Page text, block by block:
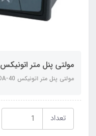
مولتی پنل متر اتونیکس MT4W-DA-40
مولتی پنل متر اتونیکس MT4W-DA-40
تعداد